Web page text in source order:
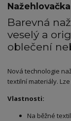
Barevná
veselý a
oblečení
Nová technologie
textilní materiály.
Vlastnosti:
Na běžné